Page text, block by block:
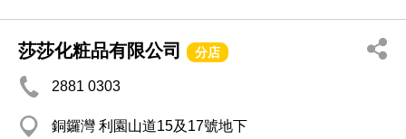
莎莎化粧品有限公司 分店
2881 0303
銅鑼灣 利園山道15及17號地下